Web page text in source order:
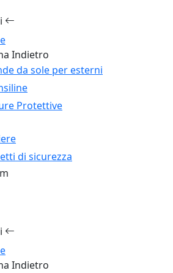
Indietro
da sole per esterni
Protettive
di sicurezza
Indietro